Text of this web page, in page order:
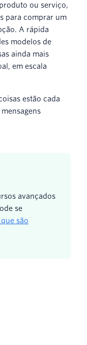
ou serviço,
para comprar um
A rápida
modelos de
ainda mais
em escala
estão cada
avançados
se
são